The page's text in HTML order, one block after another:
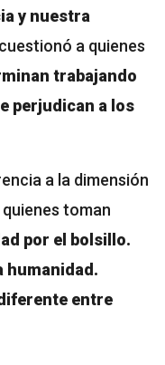
y nuestra
a quienes
trabajando
perjudican a los
a la dimensión
toman
por el bolsillo.
humanidad.
entre